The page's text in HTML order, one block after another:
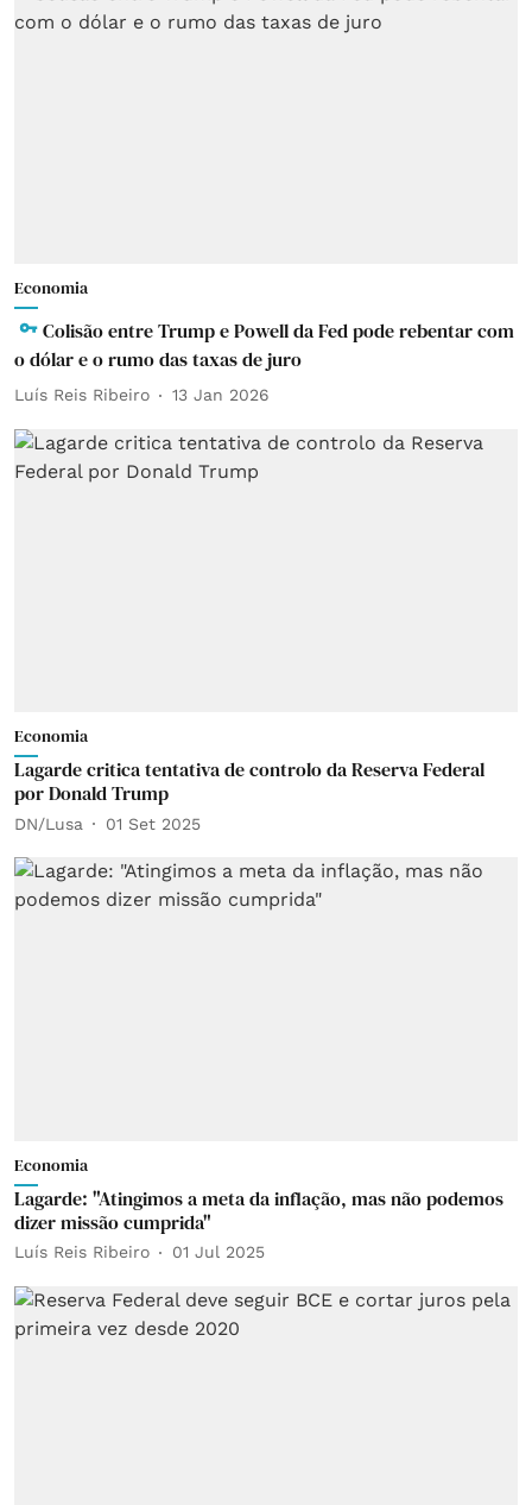
Economia
Colisão entre Trump e Powell da Fed pode rebentar com
o dólar e o rumo das taxas de juro
Luís Reis Ribeiro 13 Jan 2026
Economia
Lagarde critica tentativa de controlo da Reserva Federal
por Donald Trump
DN/Lusa 01 Set 2025
Economia
Lagarde: "Atingimos a meta da inflação, mas não podemos
dizer missão cumprida"
Luís Reis Ribeiro 01 Jul 2025